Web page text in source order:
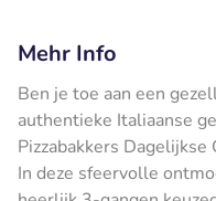
Mehr Info
Ben je toe aan een
authentieke Italiaanse
Pizzabakkers
In deze sfeervolle